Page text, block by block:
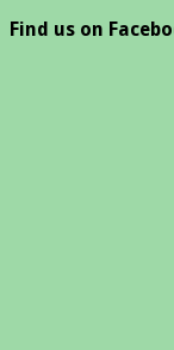
Find us on